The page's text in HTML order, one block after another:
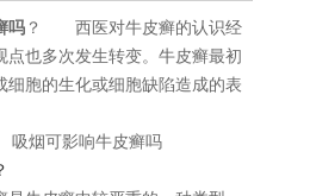
吗 ？ 西医对牛皮癣的认识经
点也多次发生转变。牛皮癣最初
细胞的生化或细胞缺陷造成的表